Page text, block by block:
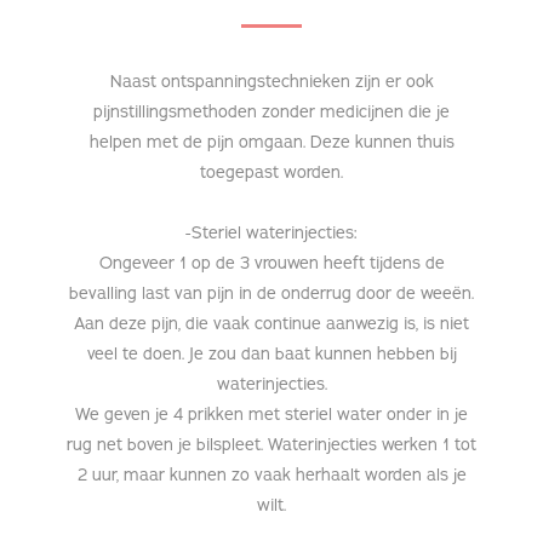
Naast ontspanningstechnieken zijn er ook
pijnstillingsmethoden zonder medicijnen die je
helpen met de pijn omgaan. Deze kunnen thuis
toegepast worden.
-Steriel waterinjecties:
Ongeveer 1 op de 3 vrouwen heeft tijdens de
bevalling last van pijn in de onderrug door de weeën.
Aan deze pijn, die vaak continue aanwezig is, is niet
veel te doen. Je zou dan baat kunnen hebben bij
waterinjecties.
We geven je 4 prikken met steriel water onder in je
rug net boven je bilspleet. Waterinjecties werken 1 tot
2 uur, maar kunnen zo vaak herhaalt worden als je
wilt.